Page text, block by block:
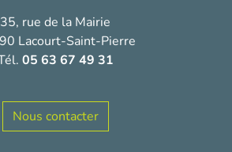
35, rue de la Mairie
Lacourt-Saint-Pierre
05 63 67 49 31
Nous contacter